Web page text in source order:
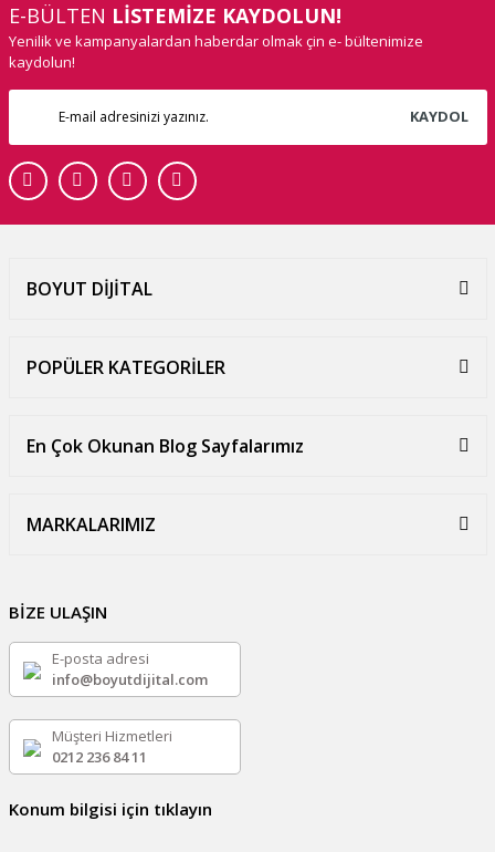
E-BÜLTEN LİSTEMİZE KAYDOLUN!
Yenilik ve kampanyalardan haberdar olmak çin e- bültenimize
kaydolun!
KAYDOL
BOYUT DİJİTAL
POPÜLER KATEGORİLER
En Çok Okunan Blog Sayfalarımız
MARKALARIMIZ
BİZE ULAŞIN
E-posta adresi
info@boyutdijital.com
Müşteri Hizmetleri
0212 236 84 11
Konum bilgisi için tıklayın